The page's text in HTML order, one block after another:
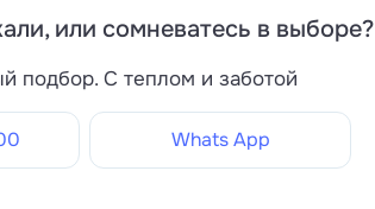
или сомневатесь в выборе?
подбор. С теплом и заботой
Whats App